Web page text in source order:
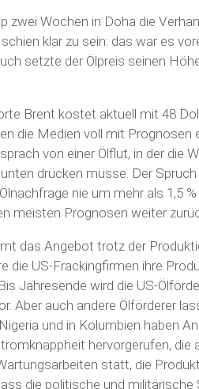
zwei Wochen in Doha die
klar zu sein: das war es
setzte der Ölpreis seinen
Brent kostet aktuell mit 48
die Medien voll mit Prognosen
sprach von einer Ölflut, in der
drücken müsse. Der
nie um mehr als 1,5
meisten Prognosen weiter
das Angebot trotz der
die US-Frackingfirmen ihre
Jahresende wird die US-
Aber auch andere Ölförderer
und in Kolumbien haben
hervorgerufen,
statt, die
die politische und